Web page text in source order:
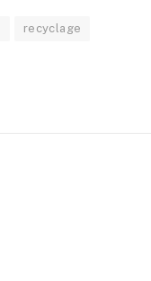
recyclage